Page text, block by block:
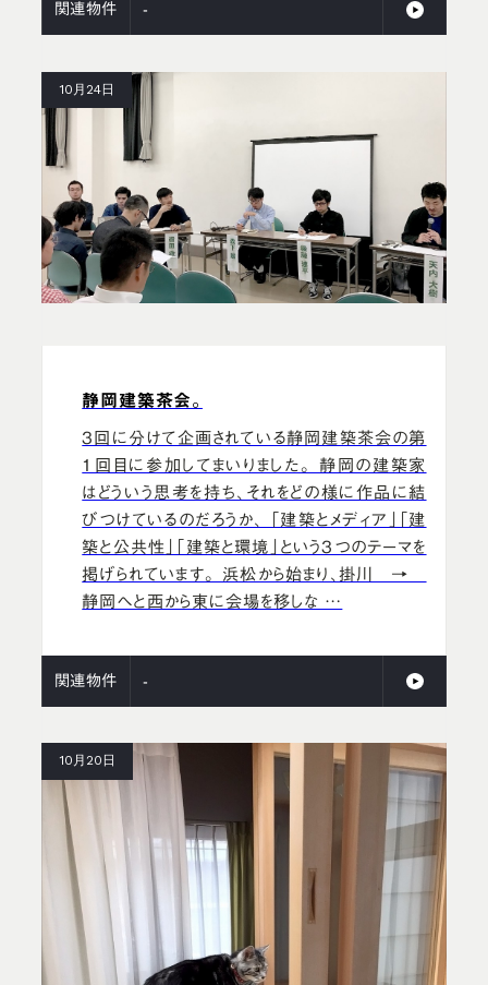
関連物件 -
10月24日
静岡建築茶会。
3回に分けて企画されている静岡建築茶会の第
1回目に参加してまいりました。 静岡の建築家
はどういう思考を持ち、それをどの様に作品に結
びつけているのだろうか、 「建築とメディア」「建
築と公共性」「建築と環境」という3つのテーマを
掲げられています。 浜松から始まり、掛川 →
静岡へと西から東に会場を移しな …
関連物件 -
10月20日